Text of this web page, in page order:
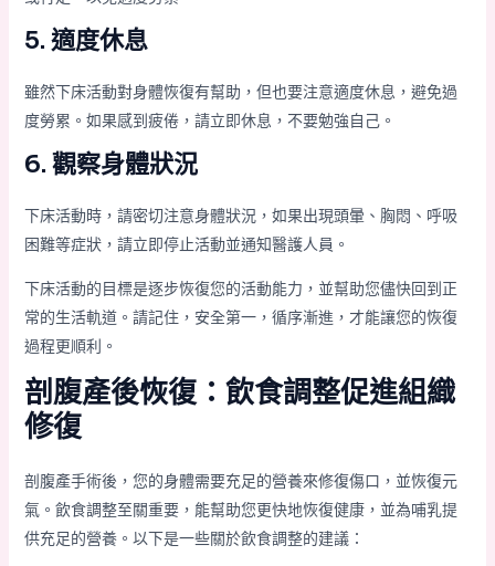
5. 適度休息
雖然下床活動對身體恢復有幫助，但也要注意適度休息，避免過
度勞累。如果感到疲倦，請立即休息，不要勉強自己。
6. 觀察身體狀況
下床活動時，請密切注意身體狀況，如果出現頭暈、胸悶、呼吸
困難等症狀，請立即停止活動並通知醫護人員。
下床活動的目標是逐步恢復您的活動能力，並幫助您儘快回到正
常的生活軌道。請記住，安全第一，循序漸進，才能讓您的恢復
過程更順利。
剖腹產後恢復：飲食調整促進組織
修復
剖腹產手術後，您的身體需要充足的營養來修復傷口，並恢復元
氣。飲食調整至關重要，能幫助您更快地恢復健康，並為哺乳提
供充足的營養。以下是一些關於飲食調整的建議：